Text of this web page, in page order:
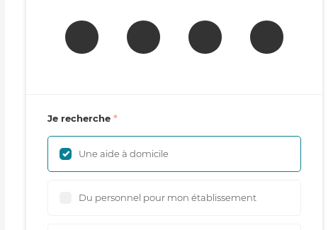
Je recherche
Une aide à domicile
Du personnel pour mon établissement